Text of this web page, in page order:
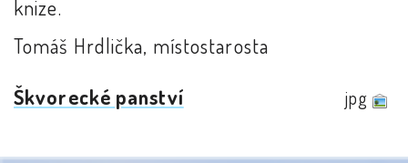
knize.
Tomáš Hrdlička, místostarosta
Škvorecké panství
jpg